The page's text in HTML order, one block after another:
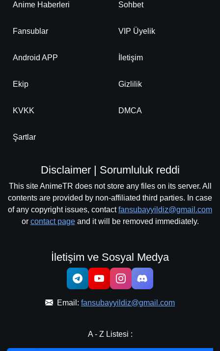
Anime Haberleri Sohbet
Fansublar VIP Üyelik
Android APP İletişim
Ekip Gizlilik
KVKK DMCA
Şartlar
Disclaimer | Sorumluluk reddi
This site AnimeTR does not store any files on its server. All
contents are provided by non-affiliated third parties. In case
of any copyright issues, contactfansubayyildiz@gmail.com
or contact pageand it will be removed immediately.
İletişim ve Sosyal Medya
Email: fansubayyildiz@gmail.com
A - Z Listesi :